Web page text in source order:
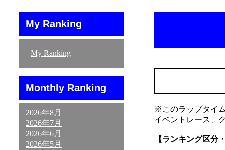
My Ranking
My Ranking
Monthly Ranking
2026年8月
2026年7月
2026年6月
2026年5月
※このラップタイ
イベントレース、
【ランキング区分